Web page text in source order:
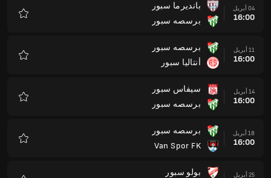
04 أبريل
16:00
بانديرما سبور
برسصه سبور
11 أبريل
16:00
برسصه سبور
أنتاليا سبور
14 أبريل
16:00
سيفاس سبور
برسصه سبور
18 أبريل
16:00
برسصه سبور
Van Spor FK
25 أبريل بولو سبور